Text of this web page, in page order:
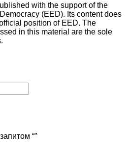
with the support of the
(EED). Its content does
position of EED. The
in this material are the sole
“”